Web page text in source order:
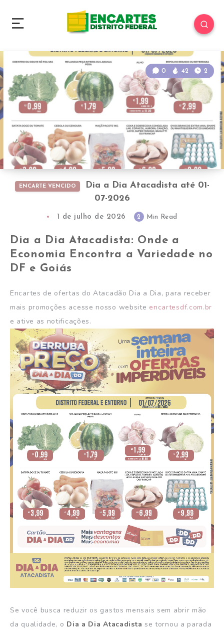
0 42 2
ENCARTE VENCIDO
Dia a Dia Atacadista até 01-
07-2026
1 de julho de 2026 2 Min Read
Dia a Dia Atacadista: Onde a
Economia Encontra a Variedade no
DF e Goiás
Encartes de ofertas do Atacadão Dia a Dia, para receber
mais promoções acesse nosso website encartesdf.com.br
e ative as notificações.
Se você busca reduzir os gastos mensais sem abrir mão
da qualidade, o Dia a Dia Atacadista se tornou a parada